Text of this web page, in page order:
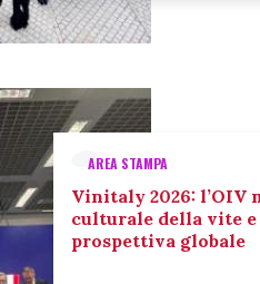
AREA STAMPA
Vinitaly 2026: l’OIV
culturale della vite
prospettiva globale